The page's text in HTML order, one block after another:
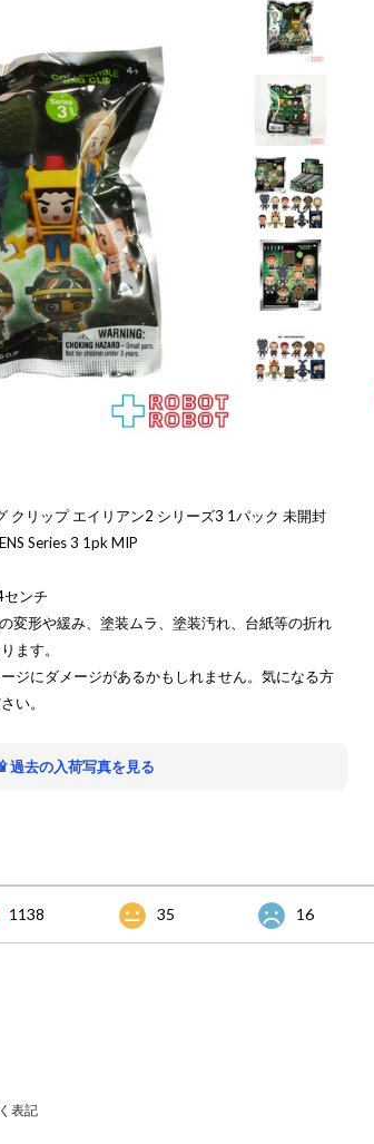
クリップ エイリアン2 シリーズ3 1パック 未開封
Series 3 1pk MIP
ンチ
変形や緩み、塗装ムラ、塗装汚れ、台紙等の折れ
ます。
ジにダメージがあるかもしれません。気になる方
い。
過去の入荷写真を見る
1138 35 16
表記